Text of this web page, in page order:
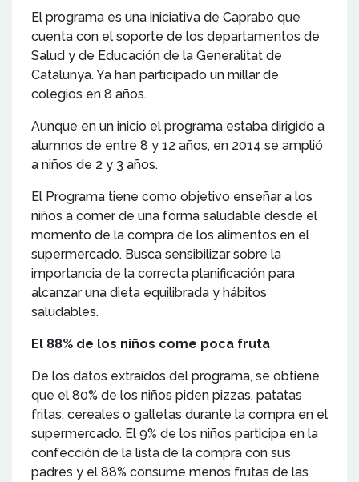
El programa es una iniciativa de Caprabo que
cuenta con el soporte de los departamentos de
Salud y de Educación de la Generalitat de
Catalunya. Ya han participado un millar de
colegios en 8 años.
Aunque en un inicio el programa estaba dirigido a
alumnos de entre 8 y 12 años, en 2014 se amplió
a niños de 2 y 3 años.
El Programa tiene como objetivo enseñar a los
niños a comer de una forma saludable desde el
momento de la compra de los alimentos en el
supermercado. Busca sensibilizar sobre la
importancia de la correcta planificación para
alcanzar una dieta equilibrada y hábitos
saludables.
El 88% de los niños come poca fruta
De los datos extraídos del programa, se obtiene
que el 80% de los niños piden pizzas, patatas
fritas, cereales o galletas durante la compra en el
supermercado. El 9% de los niños participa en la
confección de la lista de la compra con sus
padres y el 88% consume menos frutas de las